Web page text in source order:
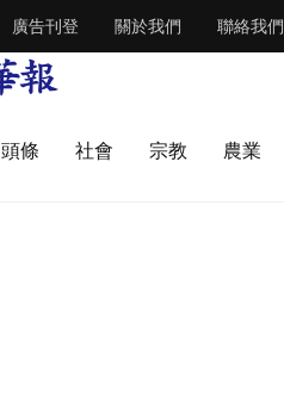
廣告刊登 關於我們 聯絡我們
頭條 社會 宗教 農業